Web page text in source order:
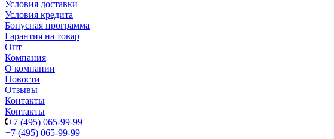
Условия доставки
Условия кредита
Бонусная программа
Гарантия на товар
Опт
Компания
О компании
Новости
Отзывы
Контакты
Контакты
+7 (495) 065-99-99
+7 (495) 065-99-99